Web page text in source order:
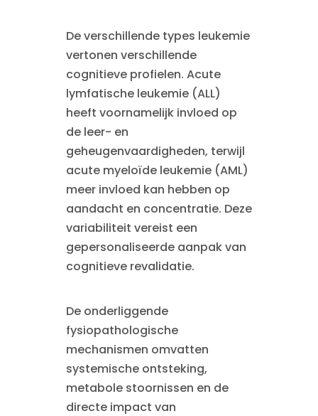
De verschillende types leukemie
vertonen verschillende
cognitieve profielen. Acute
lymfatische leukemie (ALL)
heeft voornamelijk invloed op
de leer- en
geheugenvaardigheden, terwijl
acute myeloïde leukemie (AML)
meer invloed kan hebben op
aandacht en concentratie. Deze
variabiliteit vereist een
gepersonaliseerde aanpak van
cognitieve revalidatie.
De onderliggende
fysiopathologische
mechanismen omvatten
systemische ontsteking,
metabole stoornissen en de
directe impact van